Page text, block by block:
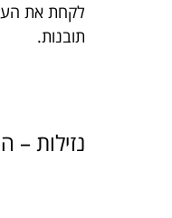
לקחת את
תובנות.
נזילות –